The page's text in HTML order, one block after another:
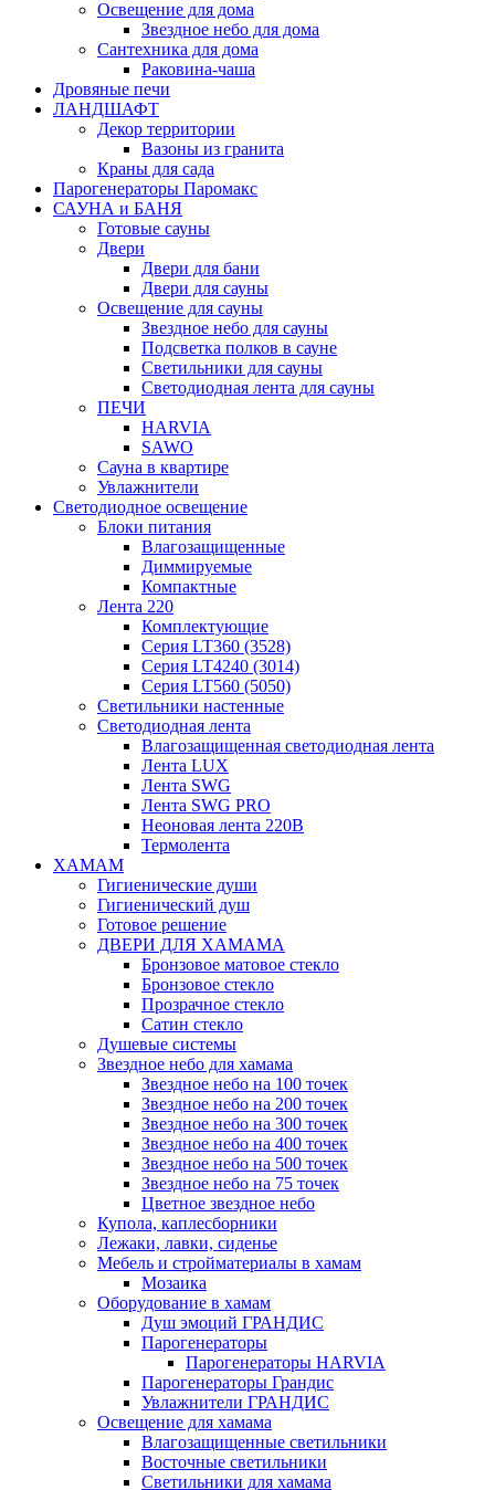
Освещение для дома
Звездное небо для дома
Сантехника для дома
Раковина-чаша
Дровяные печи
ЛАНДШАФТ
Декор территории
Вазоны из гранита
Краны для сада
Парогенераторы Паромакс
САУНА и БАНЯ
Готовые сауны
Двери
Двери для бани
Двери для сауны
Освещение для сауны
Звездное небо для сауны
Подсветка полков в сауне
Светильники для сауны
Светодиодная лента для сауны
ПЕЧИ
HARVIA
SAWO
Сауна в квартире
Увлажнители
Светодиодное освещение
Блоки питания
Влагозащищенные
Диммируемые
Компактные
Лента 220
Комплектующие
Серия LT360 (3528)
Серия LT4240 (3014)
Серия LT560 (5050)
Светильники настенные
Светодиодная лента
Влагозащищенная светодиодная лента
Лента LUX
Лента SWG
Лента SWG PRO
Неоновая лента 220В
Термолента
ХАМАМ
Гигиенические души
Гигиенический душ
Готовое решение
ДВЕРИ ДЛЯ ХАМАМА
Бронзовое матовое стекло
Бронзовое стекло
Прозрачное стекло
Сатин стекло
Душевые системы
Звездное небо для хамама
Звездное небо на 100 точек
Звездное небо на 200 точек
Звездное небо на 300 точек
Звездное небо на 400 точек
Звездное небо на 500 точек
Звездное небо на 75 точек
Цветное звездное небо
Купола, каплесборники
Лежаки, лавки, сиденье
Мебель и стройматериалы в хамам
Мозаика
Оборудование в хамам
Душ эмоций ГРАНДИС
Парогенераторы
Парогенераторы HARVIA
Парогенераторы Грандис
Увлажнители ГРАНДИС
Освещение для хамама
Влагозащищенные светильники
Восточные светильники
Светильники для хамама